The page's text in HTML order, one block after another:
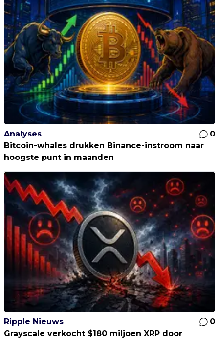
Analyses
0
Bitcoin-whales drukken Binance-instroom naar
hoogste punt in maanden
Ripple Nieuws
0
Grayscale verkocht $180 miljoen XRP door